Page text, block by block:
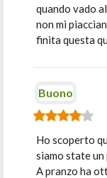
quando vado
non mi
finita questa
Buono
Ho scoperto
siamo state un
A pranzo ha